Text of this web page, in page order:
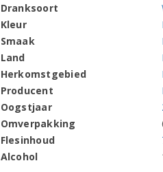
Dranksoort
Kleur
Smaak
Land
Herkomstgebied
Producent
Oogstjaar
Omverpakking
Flesinhoud
Alcohol